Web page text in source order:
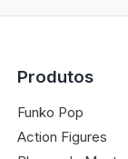
Produtos
Funko Pop
Action Figures